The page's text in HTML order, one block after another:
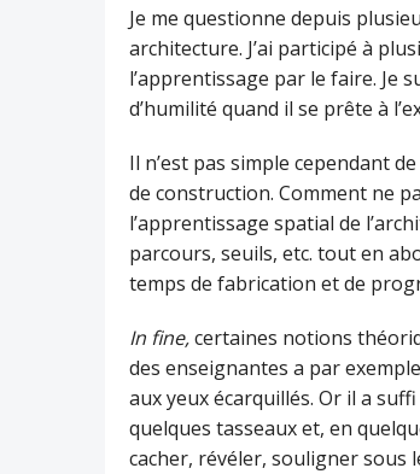
Je me questionne depuis
architecture. J’ai participé à
l’apprentissage par le faire. Je
d’humilité quand il se prête à
Il n’est pas simple cependant
de construction. Comment ne
l’apprentissage spatial de
parcours, seuils, etc. tout en
temps de fabrication et de
In fine,certaines notions
des enseignantes a par
aux yeux écarquillés. Or il a
quelques tasseaux et, en
cacher, révéler, souligner sous